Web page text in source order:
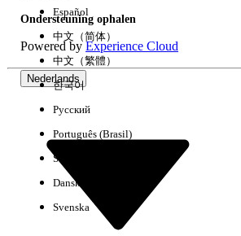
Geen resultaten
Ondersteuning ophalen
Powered byExperience Cloud
Nederlands
Español
中文（简体）
中文（繁體）
한국어
Русский
Português (Brasil)
Suomi
Dansk
Svenska